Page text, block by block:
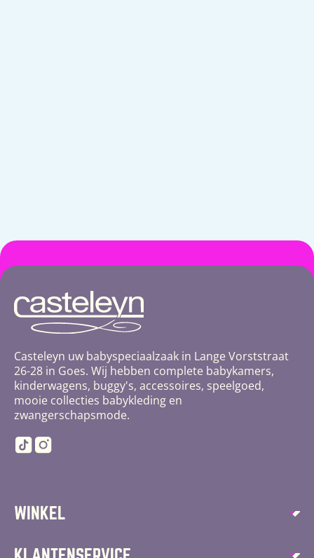
Casteleyn uw babyspeciaalzaak in Lange Vorststraat
26-28 in Goes. Wij hebben complete babykamers,
kinderwagens, buggy's, accessoires, speelgoed,
mooie collecties babykleding en
zwangerschapsmode.
TikTokInstagram
WINKEL
Autostoelen